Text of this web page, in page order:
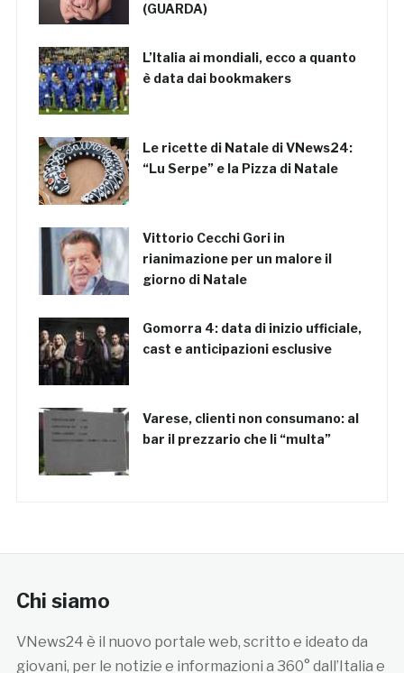
(GUARDA)
L’Italia ai mondiali, ecco a quanto
è data dai bookmakers
Le ricette di Natale di VNews24:
“Lu Serpe” e la Pizza di Natale
Vittorio Cecchi Gori in
rianimazione per un malore il
giorno di Natale
Gomorra 4: data di inizio ufficiale,
cast e anticipazioni esclusive
Varese, clienti non consumano: al
bar il prezzario che li “multa”
Chi siamo
VNews24 è il nuovo portale web, scritto e ideato da
giovani, per le notizie e informazioni a 360° dall’Italia e